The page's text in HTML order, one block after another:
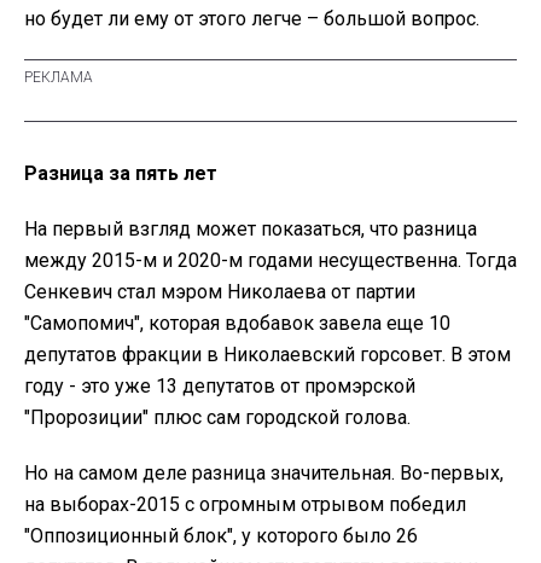
но будет ли ему от этого легче – большой вопрос.
Разница за пять лет
На первый взгляд может показаться, что разница
между 2015-м и 2020-м годами несущественна. Тогда
Сенкевич стал мэром Николаева от партии
"Самопомич", которая вдобавок завела еще 10
депутатов фракции в Николаевский горсовет. В этом
году - это уже 13 депутатов от промэрской
"Пророзиции" плюс сам городской голова.
Но на самом деле разница значительная. Во-первых,
на выборах-2015 с огромным отрывом победил
"Оппозиционный блок", у которого было 26